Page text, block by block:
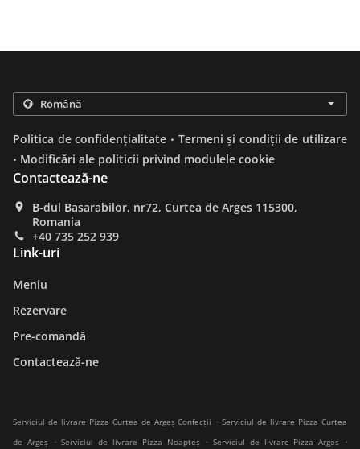
Politica de confidențialitate . Termeni și condiții de utilizare
. Modificări ale politicii privind modulele cookie
Contactează-ne
B-dul Basarabilor, nr72, Curtea de Arges 115300,
Romania
+40 735 252 939
Link-uri
Meniu
Rezervare
Pre-comandă
Contactează-ne
Serviciul de livrare Pizza Curtea de Argeș Confecții . Serviciul de livrare Pizza Curtea
de Argeș
. Serviciul de livrare Pizza Noapteș . Serviciul de livrare Pizza Arges
.